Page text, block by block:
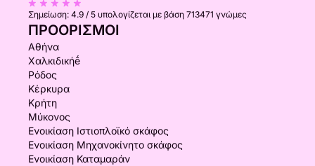
Σημείωση: 4.9 / 5 υπολογίζεται με βάση 713471 γνώμες
ΠΡΟΟΡΙΣΜΟΊ
Αθήνα
Χαλκιδικήḗ
Ρόδος
Κέρκυρα
Κρήτη
Μύκονος
Ενοικίαση Ιστιοπλοϊκό σκάφος
Ενοικίαση Μηχανοκίνητο σκάφος
Ενοικίαση Καταμαράν